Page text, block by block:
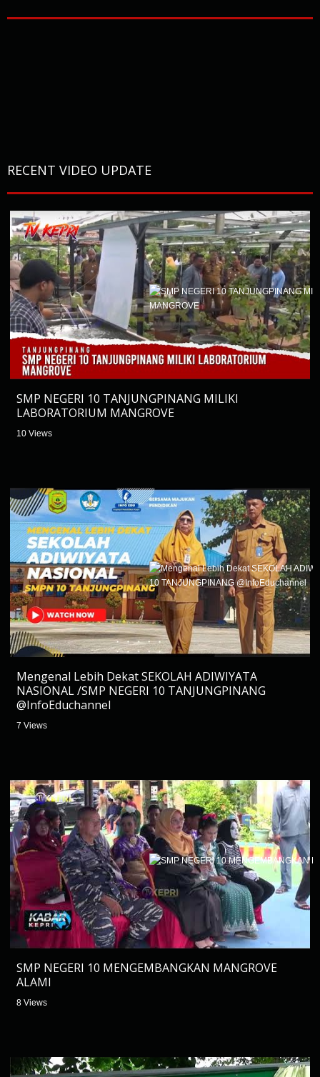
RECENT VIDEO UPDATE
SMP NEGERI 10 TANJUNGPINANG MILIKI
LABORATORIUM MANGROVE
10 Views
Mengenal Lebih Dekat SEKOLAH ADIWIYATA
NASIONAL /SMP NEGERI 10 TANJUNGPINANG
@InfoEduchannel
7 Views
SMP NEGERI 10 MENGEMBANGKAN MANGROVE
ALAMI
8 Views